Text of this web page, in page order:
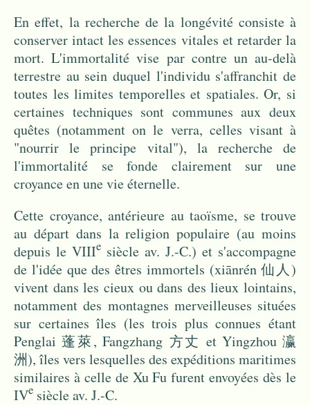
En effet, la recherche de la longévité consiste à
conserver intact les essences vitales et retarder la
mort. L'immortalité vise par contre un au-delà
terrestre au sein duquel l'individu s'affranchit de
toutes les limites temporelles et spatiales. Or, si
certaines techniques sont communes aux deux
quêtes (notamment on le verra, celles visant à
"nourrir le principe vital"), la recherche de
l'immortalité se fonde clairement sur une
croyance en une vie éternelle.
Cette croyance, antérieure au taoïsme, se trouve
au départ dans la religion populaire (au moins
depuis le VIIIe siècle av. J.-C.) et s'accompagne
de l'idée que des êtres immortels (xiānrén 仙人)
vivent dans les cieux ou dans des lieux lointains,
notamment des montagnes merveilleuses situées
sur certaines îles (les trois plus connues étant
Penglai 蓬萊, Fangzhang 方丈 et Yingzhou 瀛
洲), îles vers lesquelles des expéditions maritimes
similaires à celle de Xu Fu furent envoyées dès le
IVe siècle av. J.-C.